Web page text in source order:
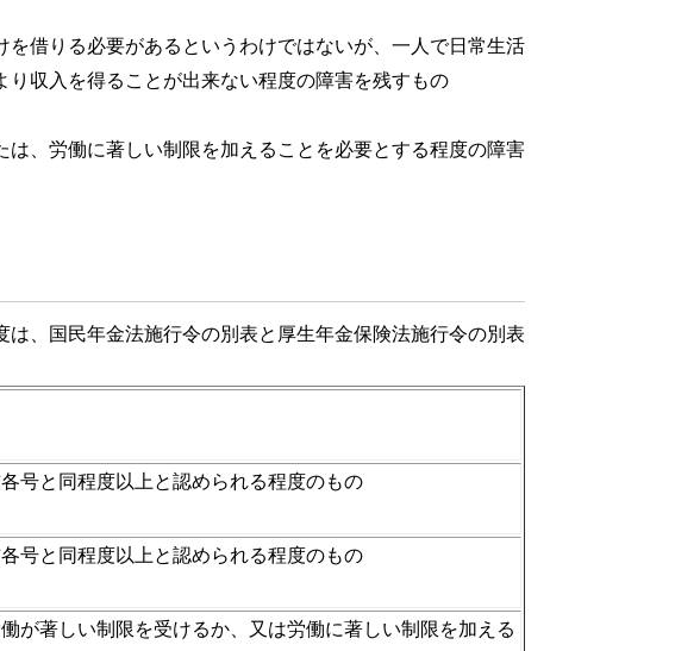
借りる必要があるというわけではないが、一人で日常生活
り収入を得ることが出来ない程度の障害を残すもの
、労働に著しい制限を加えることを必要とする程度の障害
、国民年金法施行令の別表と厚生年金保険法施行令の別表
号と同程度以上と認められる程度のもの
号と同程度以上と認められる程度のもの
が著しい制限を受けるか、又は労働に著しい制限を加える